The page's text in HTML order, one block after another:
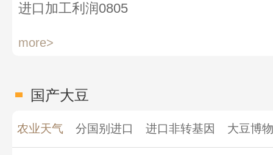
进口加工利润0805
more>
国产大豆
农业天气 分国别进口 进口非转基因 大豆博